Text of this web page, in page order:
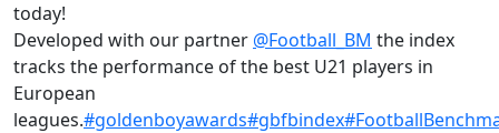
today!
Developed with our partner @Football_BM the index
tracks the performance of the best U21 players in
European
leagues.#goldenboyawards#gbfbindex